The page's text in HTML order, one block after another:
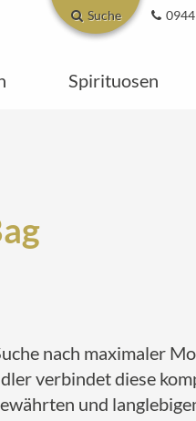
Suche
Spirituosen
nach maximaler
verbindet diese
und